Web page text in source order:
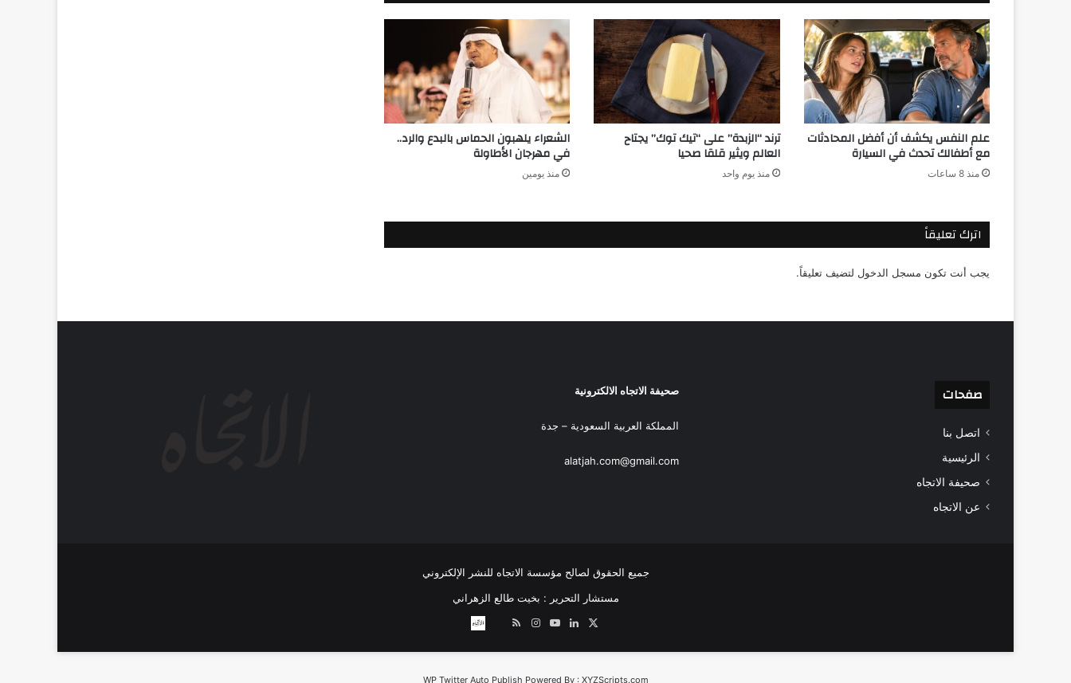
علم النفس يكشف أن أفضل المحادثات
مع أطفالك تحدث في السيارة
منذ 8 ساعات
ترند “الزبدة” على “تيك توك” يجتاح
العالم ويثير قلقا صحيا
منذ يوم واحد
الشعراء يلهبون الحماس بالبدع والرد..
في مهرجان الأطاولة
منذ يومين
اترك تعليقاً
يجب أنت تكون مسجل الدخول لتضيف تعليقاً.
صفحات
اتصل بنا
الرئيسية
صحيفة الاتجاه
عن الاتجاه
صحيفة الاتجاه الالكترونية
المملكة العربية السعودية – جدة
alatjah.com@gmail.com
جميع الحقوق لصالح مؤسسة الاتجاه للنشر الإلكتروني
مستشار التحرير : بخيت طالع الزهراني
لينكدإن‫YouTube
انستقرام
ملخص
نبض
WP Twitter Auto Publish Powered By : XYZScripts.com